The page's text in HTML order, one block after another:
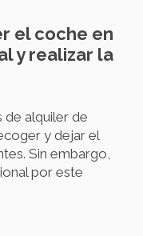
el coche en
y realizar la
de alquiler de
y dejar el
Sin embargo,
por este